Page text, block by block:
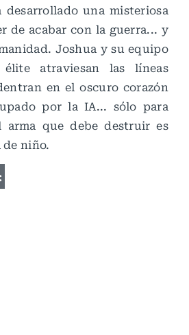
desarrollado una misteriosa
de acabar con la guerra... y
Joshua y su equipo
atraviesan las líneas
en el oscuro corazón
por la IA... sólo para
arma que debe destruir es
niño.